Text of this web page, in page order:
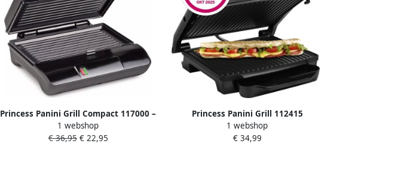
Princess Panini Grill Compact 117000 –
Grill apparaat Tosti apparaat Warmt
zeer snel op RVS design
1 webshop
€ 36,95€ 22,95
Princess Panini Grill 112415
Contactgrill groot 30x24cm Tosti
apparaat Grill apparaat 2000W
1 webshop
€ 34,99